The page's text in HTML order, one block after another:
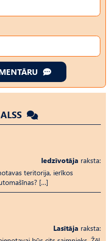
Iedzīvotāja raksta:
teritorija, ierīkos
[…]
Lasītāja raksta: